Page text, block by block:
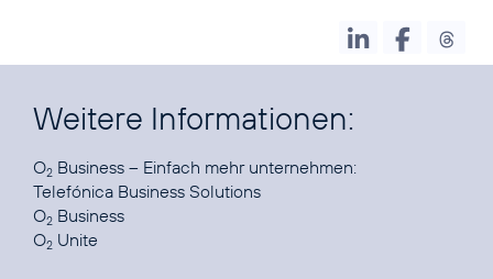
Weitere Informationen:
O2
Telefónica Business Solutions
O2 Business
O2 Unite